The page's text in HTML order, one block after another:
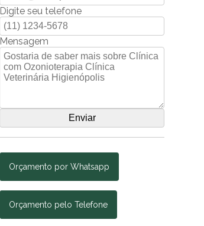
Digite seu telefone
Mensagem
Orçamento por Whatsapp
Orçamento pelo Telefone